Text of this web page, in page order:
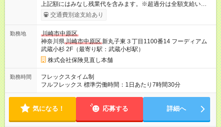
上記額にはみなし残業代を含みます。※超過分は全額支給いたし
ます。 みなし残業代 55,000円 以上／月 みなし残業時間 30時間
／月 ※試用期間は3ヶ月で、条件に変更はありません。 上記額に
超過分は全額支給します 【試用期間】試用期間あり 試用期間の
長さ：3ヶ月 雇用形態、給与は本採用時と同じです。
交通費別途支給あり
勤務地
川崎市中原区
神奈川県川崎市中原区新丸子東３丁目1100番14 フーディアム
武蔵小杉 2F（最寄り駅：武蔵小杉駅）
株式会社保険見直し本舗
勤務時間
フレックスタイム制
フルフレックス 標準労働時間：1日あたり7時間30分
気になる！ 応募する 詳細へ